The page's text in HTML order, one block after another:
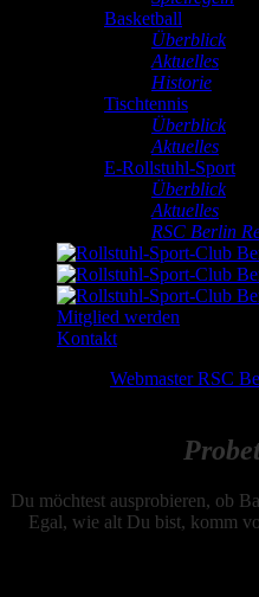
Basketball
Überblick
Aktuelles
Historie
Tischtennis
Überblick
Aktuelles
E-Rollstuhl-Sport
Überblick
Aktuelles
RSC Berlin
Mitglied werden
Kontakt
Webmaster RSC
P
Du möchtest ausprobieren, ob
Egal, wie alt Du bist, komm